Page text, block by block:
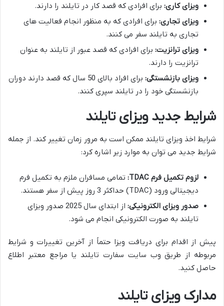
ویزای کاری: برای افرادی که قصد کار در تایلند را دارند.
ویزای تجاری: برای افرادی که به منظور انجام فعالیت های
تجاری به تایلند سفر می کنند.
ویزای ترانزیت: برای افرادی که قصد عبور از تایلند به عنوان
ترانزیت را دارند.
ویزای بازنشستگی:
برای افراد بالای 50 سال که قصد دارند دوران
بازنشستگی خود را در تایلند سپری کنند.
شرایط جدید ویزای تایلند
شرایط اخذ ویزای تایلند ممکن است به مرور زمان تغییر کند. از جمله
شرایط جدید می توان به موارد زیر اشاره کرد:
لزوم تکمیل فرم TDAC:
تمامی مسافران ملزم به تکمیل فرم
دیجیتالی ورود (TDAC) حداکثر 3 روز پیش از سفر هستند.
صدور ویزای الکترونیکی:
از ابتدای سال 2025 صدور ویزای
تایلند به صورت الکترونیکی انجام می شود.
پیش از اقدام برای دریافت ویزا حتماً از آخرین تغییرات و شرایط
مربوطه از طریق وب سایت سفارت تایلند یا مراجع معتبر اطلاع
حاصل کنید.
مدارک ویزای تایلند